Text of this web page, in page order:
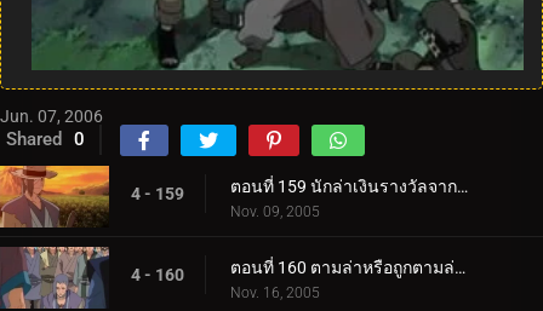
Jun. 07, 2006
Shared 0
4 - 159 ตอนที่ 159 นักล่าเงินรางวัลจากถิ่นทุรกันดาร
Nov. 09, 2005
4 - 160 ตอนที่ 160 ตามล่าหรือถูกตามล่า! การประลองที่ O.K. วัด!
Nov. 16, 2005